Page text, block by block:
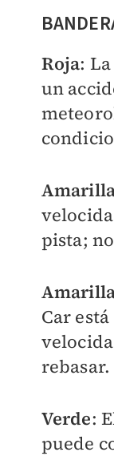
Roja:
un
pista;
Car
rebasar.
Verde:
puede